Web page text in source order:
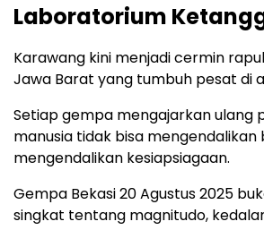
Laboratorium
Karawang kini menjadi cermin
Jawa Barat yang tumbuh pesat di
Setiap gempa mengajarkan ulang
manusia tidak bisa mengendalikan
mengendalikan kesiapsiagaan.
Gempa Bekasi 20 Agustus 2025
singkat tentang magnitudo,